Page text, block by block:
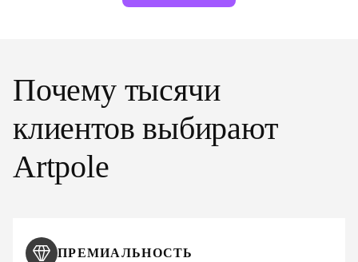
Почему тысячи
клиентов выбирают
Artpole
ПРЕМИАЛЬНОСТЬ